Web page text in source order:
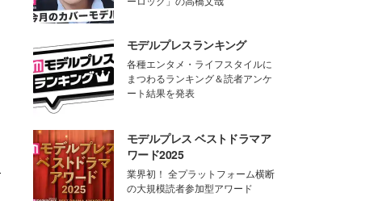
モデルプレスランキング
各種エンタメ・ライフスタイルに
まつわるランキング＆読者アンケ
ート結果を発表
モデルプレス ベストドラマア
ワード2025
業界初！ 全プラットフォーム横断
の大規模読者参加型アワード